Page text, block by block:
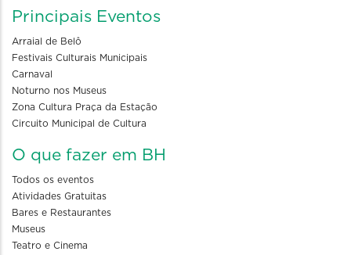
Principais Eventos
Arraial de Belô
Festivais Culturais Municipais
Carnaval
Noturno nos Museus
Zona Cultura Praça da Estação
Circuito Municipal de Cultura
O que fazer em BH
Todos os eventos
Atividades Gratuitas
Bares e Restaurantes
Museus
Teatro e Cinema